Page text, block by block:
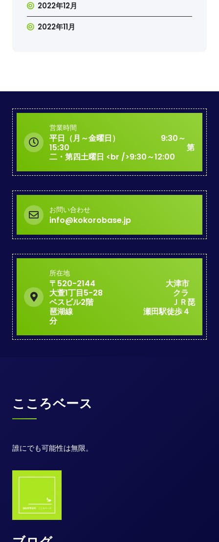
2022年12月
2022年11月
営業時間
平日（月～金曜日） 9:30～
15:30 第
二・第四土曜日 <br />9:30～12:00
お問い合わせ
info@kokorobase.jp
所在地
〒520-2144 大津市
大萱1丁目5-28 クラ
ベスビル2階 ＪＲ琵
琶湖線 瀬田駅徒歩４
分
こころベース
誰にでも可能性は無限。